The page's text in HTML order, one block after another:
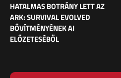
HATALMAS BOTRÁNY LETT AZ
ARK: SURVIVAL EVOLVED
BŐVÍTMÉNYÉNEK AI
ELŐZETESÉBŐL